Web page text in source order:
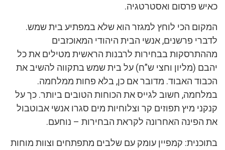
כאיש פרסום ואסטרטגיה.
המקום הכי לוחץ למגזר הוא שלא במפתיע בית שמש.
לדברי פרשנים, אנשי הבית היהודי המאוכזבים
מההתרסקות בבחירות לרבנות הראשית מטילים את כל
יהבם (מליון וחצי ש”ח) על בית שמש בתקווה להשיב את
הכבוד האבוד. מדובר אם כן, בלא פחות ממלחמה.
במלחמה, חשוב לגייס את הכוחות הטובים ביותר. כך על
קנקני מיץ תפוזים קר וצלוחיות מים סגרו אנשי אבוטבול
את הפינה האחרונה לקראת הבחירות – נוחעם.
בתוכנית: קמפיין עומק עם שלבים מתפתחים וצוות מוחות